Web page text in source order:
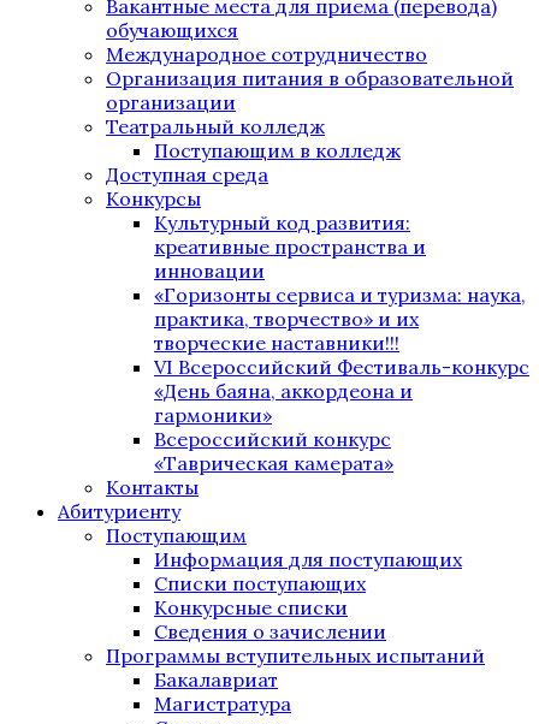
Вакантные места для приема (перевода)
обучающихся
Международное сотрудничество
Организация питания в образовательной
организации
Театральный колледж
Поступающим в колледж
Доступная среда
Конкурсы
Культурный код развития:
креативные пространства и
инновации
«Горизонты сервиса и туризма: наука,
практика, творчество» и их
творческие наставники!!!
VI Всероссийский Фестиваль-конкурс
«День баяна, аккордеона и
гармоники»
Всероссийский конкурс
«Таврическая камерата»
Контакты
Абитуриенту
Поступающим
Информация для поступающих
Списки поступающих
Конкурсные списки
Сведения о зачислении
Программы вступительных испытаний
Бакалавриат
Магистратура